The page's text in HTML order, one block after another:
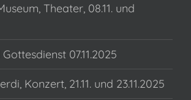
Theater, 08.11. und
07.11.2025
Konzert, 21.11. und 23.11.2025